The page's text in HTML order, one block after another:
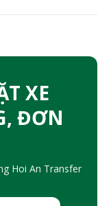
XE
ĐƠN
Hoi An Transfer